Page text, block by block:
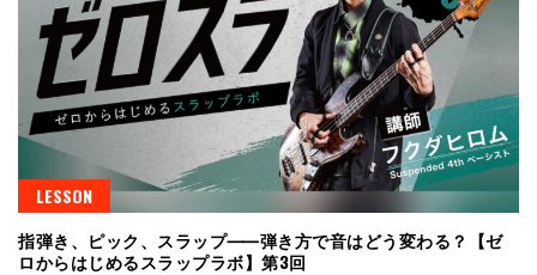
LESSON
指弾き、ピック、スラップ⸺弾き方で音はどう変わる？【ゼ
ロからはじめるスラップラボ】第3回